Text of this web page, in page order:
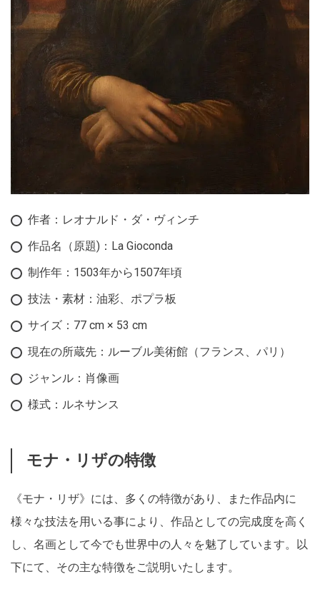
作者：レオナルド・ダ・ヴィンチ
作品名（原題)：La Gioconda
制作年：1503年から1507年頃
技法・素材：油彩、ポプラ板
サイズ：77 cm × 53 cm
現在の所蔵先：ルーブル美術館（フランス、パリ）
ジャンル：肖像画
様式：ルネサンス
モナ・リザの特徴
《モナ・リザ》には、多くの特徴があり、また作品内に
様々な技法を用いる事により、作品としての完成度を高く
し、名画として今でも世界中の人々を魅了しています。以
下にて、その主な特徴をご説明いたします。